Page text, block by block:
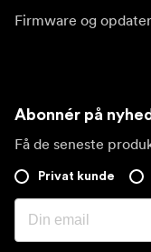
Firmware og
Abonnér på
Få de seneste
Privat kunde